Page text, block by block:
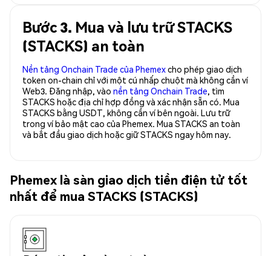
Bước 3. Mua và lưu trữ STACKS
(STACKS) an toàn
Nền tảng Onchain Trade của Phemexcho phép giao dịch
token on-chain chỉ với một cú nhấp chuột mà không cần ví
Web3. Đăng nhập, vào nền tảng Onchain Trade, tìm
STACKS hoặc địa chỉ hợp đồng và xác nhận sẵn có. Mua
STACKS bằng USDT, không cần ví bên ngoài. Lưu trữ
trong ví bảo mật cao của Phemex. Mua STACKS an toàn
và bắt đầu giao dịch hoặc giữ STACKS ngay hôm nay.
Phemex là sàn giao dịch tiền điện tử tốt
nhất để mua STACKS (STACKS)